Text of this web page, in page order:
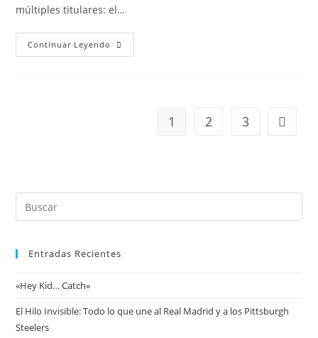
múltiples titulares: el…
Continuar Leyendo
1 2 3
Entradas Recientes
«Hey Kid… Catch»
El Hilo Invisible: Todo lo que une al Real Madrid y a los Pittsburgh
Steelers